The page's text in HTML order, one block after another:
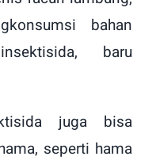
bahan
baru
juga bisa
seperti hama